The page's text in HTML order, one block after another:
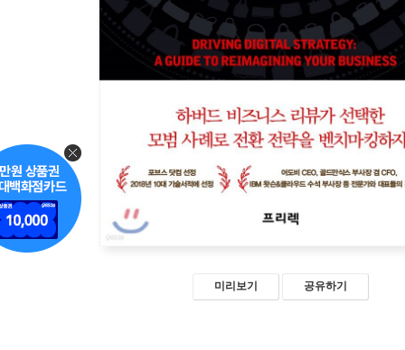
미리보기 공유하기